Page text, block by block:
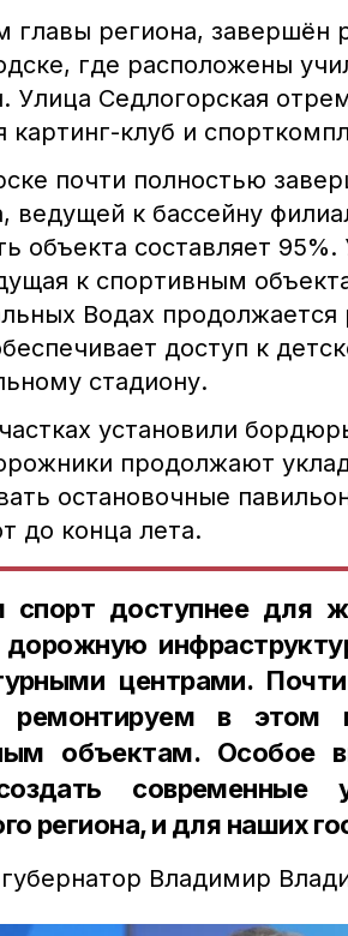
главы региона, завершён
где расположены
Улица Седлогорская
картинг-клуб и
почти полностью
ведущей к бассейну
объекта составляет
к спортивным
Водах
доступ к
стадиону.
установили
продолжают
остановочные
до конца лета.
спорт доступнее для
центрами.
ремонтируем в этом
объектам. Особое
региона, и для наших
Владимир